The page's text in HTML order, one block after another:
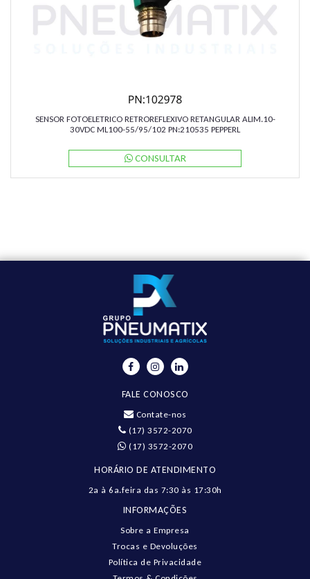
SENSOR FOTOELETRICO RETROREFLEXIVO RETANGULAR ALIM.10-
30VDC ML100-55/95/102 PN:210535 PEPPERL
CONSULTAR
FALE CONOSCO
Contate-nos
(17) 3572-2070
(17) 3572-2070
HORÁRIO DE ATENDIMENTO
2a à 6a.feira das 7:30 às 17:30h
INFORMAÇÕES
Sobre a Empresa
Trocas e Devoluções
Política de Privacidade